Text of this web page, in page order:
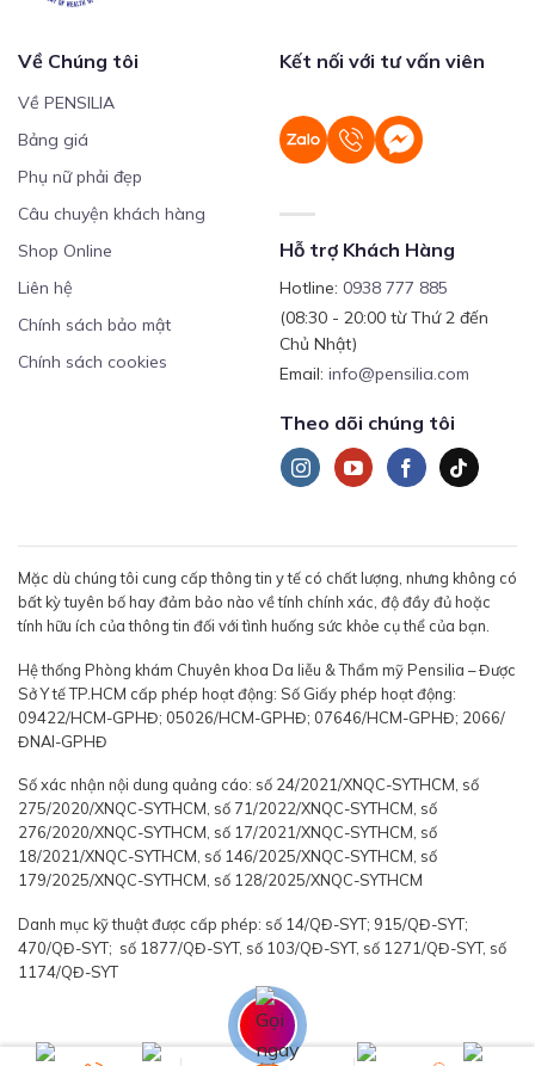
Về Chúng tôi
Về PENSILIA
Bảng giá
Phụ nữ phải đẹp
Câu chuyện khách hàng
Shop Online
Liên hệ
Chính sách bảo mật
Chính sách cookies
Kết nối với tư vấn viên
Hỗ trợ Khách Hàng
Hotline: 0938 777 885
(08:30 - 20:00 từ Thứ 2 đến
Chủ Nhật)
Email: info@pensilia.com
Theo dõi chúng tôi
Mặc dù chúng tôi cung cấp thông tin y tế có chất lượng, nhưng không có
bất kỳ tuyên bố hay đảm bảo nào về tính chính xác, độ đầy đủ hoặc
tính hữu ích của thông tin đối với tình huống sức khỏe cụ thể của bạn.
Hệ thống Phòng khám Chuyên khoa Da liễu & Thẩm mỹ Pensilia – Được
Sở Y tế TP.HCM cấp phép hoạt động: Số Giấy phép hoạt động:
09422/HCM-GPHĐ; 05026/HCM-GPHĐ; 07646/HCM-GPHĐ; 2066/
ĐNAI-GPHĐ
Số xác nhận nội dung quảng cáo: số 24/2021/XNQC-SYTHCM, số
275/2020/XNQC-SYTHCM, số 71/2022/XNQC-SYTHCM, số
276/2020/XNQC-SYTHCM, số 17/2021/XNQC-SYTHCM, số
18/2021/XNQC-SYTHCM, số 146/2025/XNQC-SYTHCM, số
179/2025/XNQC-SYTHCM, số 128/2025/XNQC-SYTHCM
Danh mục kỹ thuật được cấp phép: số 14/QĐ-SYT; 915/QĐ-SYT;
470/QĐ-SYT; số 1877/QĐ-SYT, số 103/QĐ-SYT, số 1271/QĐ-SYT, số
1174/QĐ-SYT